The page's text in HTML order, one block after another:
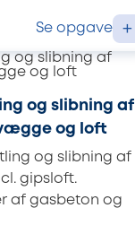
Se opgave +
og slibning af
og loft
og slibning af
gipsloft.
af gasbeton og